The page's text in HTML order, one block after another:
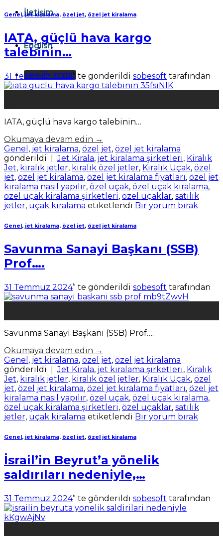
İletişim
English
Teklif Formu
Genel ,jet kiralama, özel jet, özel jet kiralama
IATA, güçlü hava kargo
talebinin…
31 Temmuz 2024’' te gönderildi sobesoft tarafından
IATA, güçlü hava kargo talebinin…
Okumaya devam edin →
Genel , jet kiralama, özel jet, özel jet kiralama
gönderildi
Jet Kirala, jet kiralama şirketleri, Kiralık
Jet, kiralık jetler, kiralık özel jetler, Kiralık Uçak, özel
jet, özel jet kiralama, özel jet kiralama fiyatları, özel jet
kiralama nasıl yapılır, özel uçak, özel uçak kiralama,
özel uçak kiralama şirketleri, özel uçaklar, satılık
jetler, uçak kiralama etiketlendi Bir yorum bırak
Genel , jet kiralama, özel jet, özel jet kiralama
Savunma Sanayi Başkanı (SSB)
Prof….
31 Temmuz 2024’' te gönderildi sobesoft tarafından
Savunma Sanayi Başkanı (SSB) Prof….
Okumaya devam edin →
Genel , jet kiralama, özel jet, özel jet kiralama
gönderildi
Jet Kirala, jet kiralama şirketleri, Kiralık
Jet, kiralık jetler, kiralık özel jetler, Kiralık Uçak, özel
jet, özel jet kiralama, özel jet kiralama fiyatları, özel jet
kiralama nasıl yapılır, özel uçak, özel uçak kiralama,
özel uçak kiralama şirketleri, özel uçaklar, satılık
jetler, uçak kiralama etiketlendi Bir yorum bırak
Genel , jet kiralama, özel jet, özel jet kiralama
İsrail’in Beyrut’a yönelik
saldırıları nedeniyle,…
31 Temmuz 2024’' te gönderildi sobesoft tarafından